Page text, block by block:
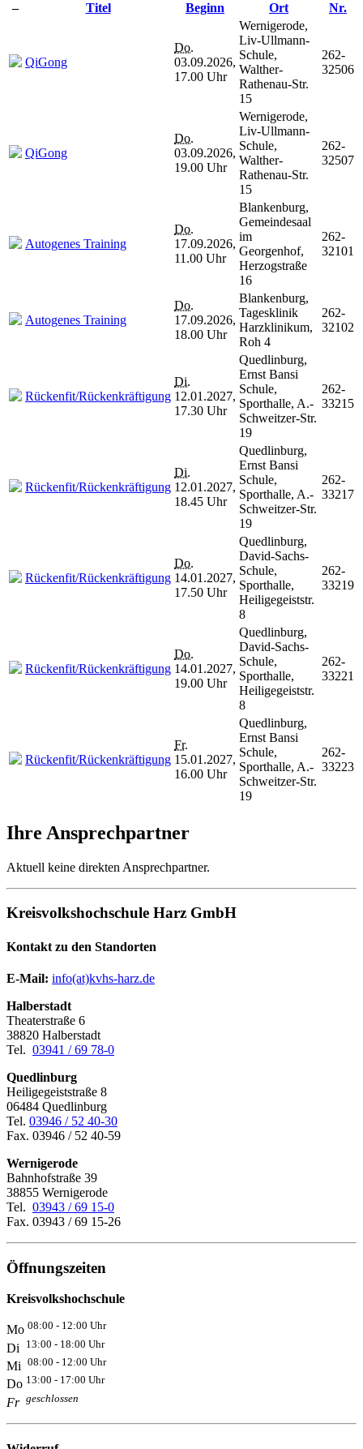
– Titel Beginn Ort Nr.
QiGong
Do.
03.09.2026,
17.00 Uhr
Wernigerode,
Liv-Ullmann-
Schule,
Walther-
Rathenau-Str.
15
262-
32506
QiGong
Do.
03.09.2026,
19.00 Uhr
Wernigerode,
Liv-Ullmann-
Schule,
Walther-
Rathenau-Str.
15
262-
32507
Autogenes Training
Do.
17.09.2026,
11.00 Uhr
Blankenburg,
Gemeindesaal
im
Georgenhof,
Herzogstraße
16
262-
32101
Autogenes Training
Do.
17.09.2026,
18.00 Uhr
Blankenburg,
Tagesklinik
Harzklinikum,
Roh 4
262-
32102
Rückenfit/Rückenkräftigung
Di.
12.01.2027,
17.30 Uhr
Quedlinburg,
Ernst Bansi
Schule,
Sporthalle, A.-
Schweitzer-Str.
19
262-
33215
Rückenfit/Rückenkräftigung
Di.
12.01.2027,
18.45 Uhr
Quedlinburg,
Ernst Bansi
Schule,
Sporthalle, A.-
Schweitzer-Str.
19
262-
33217
Rückenfit/Rückenkräftigung
Do.
14.01.2027,
17.50 Uhr
Quedlinburg,
David-Sachs-
Schule,
Sporthalle,
Heiligegeiststr.
8
262-
33219
Rückenfit/Rückenkräftigung
Do.
14.01.2027,
19.00 Uhr
Quedlinburg,
David-Sachs-
Schule,
Sporthalle,
Heiligegeiststr.
8
262-
33221
Rückenfit/Rückenkräftigung
Fr.
15.01.2027,
16.00 Uhr
Quedlinburg,
Ernst Bansi
Schule,
Sporthalle, A.-
Schweitzer-Str.
19
262-
33223
Ihre Ansprechpartner
Aktuell keine direkten Ansprechpartner.
Kreisvolkshochschule Harz GmbH
Kontakt zu den Standorten
E-Mail: info(at)kvhs-harz.de
Halberstadt
Theaterstraße 6
38820 Halberstadt
Tel. 03941 / 69 78-0
Quedlinburg
Heiligegeiststraße 8
06484 Quedlinburg
Tel. 03946 / 52 40-30
Fax. 03946 / 52 40-59
Wernigerode
Bahnhofstraße 39
38855 Wernigerode
Tel. 03943 / 69 15-0
Fax. 03943 / 69 15-26
Öffnungszeiten
Kreisvolkshochschule
Mo 08:00 - 12:00 Uhr
Di 13:00 - 18:00 Uhr
Mi 08:00 - 12:00 Uhr
Do 13:00 - 17:00 Uhr
Fr geschlossen